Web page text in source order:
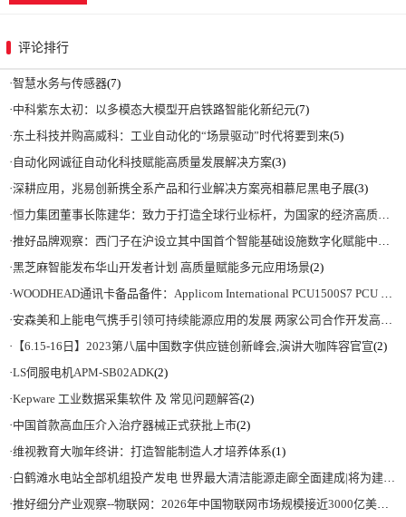
评论排行
·智慧水务与传感器(7)
·中科紫东太初：以多模态大模型开启铁路智能化新纪元(7)
·东土科技并购高威科：工业自动化的“场景驱动”时代将要到来(5)
· 自动化网诚征自动化科技赋能高质量发展解决方案(3)
·深耕应用，兆易创新携全系产品和行业解决方案亮相慕尼黑电子展(3)
·恒力集团董事长陈建华：致力于打造全球行业标杆，为国家的经济高质量发展贡献更大力量|上海电气集团党委书记、董事长吴磊来访
·推好品牌观察：西门子在沪设立其中国首个智能基础设施数字化赋能中心
·黑芝麻智能发布华山开发者计划 高质量赋能多元应用场景(2)
·WOODHEAD通讯卡备品备件：Applicom International PCU1500S7 PCU 1500 S7 V4.5.0
·安森美和上能电气携手引领可持续能源应用的发展 两家公司合作开发高性能储能和太阳能组串式逆变器方案 以实现可持续的未来
· 【6.15-16日】2023第八届中国数字供应链创新峰会,演讲大咖阵容官宣(2)
·LS伺服电机APM-SB02ADK(2)
·Kepware 工业数据采集软件 及 常见问题解答(2)
·中国首款高血压介入治疗器械正式获批上市(2)
·维视教育大咖年终讲：打造智能制造人才培养体系(1)
·白鹤滩水电站全部机组投产发电 世界最大清洁能源走廊全面建成|将为建设新型能源体系、保障国家能源安全、实现“双碳”目标提供有力支撑
·推好细分产业观察--物联网：2026年中国物联网市场规模接近3000亿美元 智慧工厂、智慧城市、智慧电网等将占60%以上